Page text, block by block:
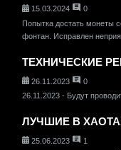
15.03.2024
0
Попытка достать монеты
фонтан. Исправлен
ТЕХНИЧЕСКИЕ
26.11.2023
0
26.11.2023 - Будут
ЛУЧШИЕ В ХАОТАХ
25.06.2023
1